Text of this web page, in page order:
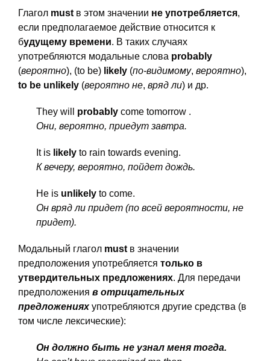
Глагол must в этом значении не употребляется,
если предполагаемое действие относится к
будущему времени. В таких случаях
употребляются модальные слова probably
(вероятно), (to be) likely (по-видимому, вероятно),
to be unlikely (вероятно не, вряд ли) и др.
They will probably come tomorrow .
Они, вероятно, приедут завтра.
It is likely to rain towards evening.
К вечеру, вероятно, пойдет дождь.
He is unlikely to come.
Он вряд ли придет (по всей вероятности, не
придет).
Модальный глагол must в значении
предположения употребляется только в
утвердительных предложениях. Для передачи
предположения в отрицательных
предложенияхупотребляются другие средства (в
том числе лексические):
Он должно быть не узнал меня тогда.